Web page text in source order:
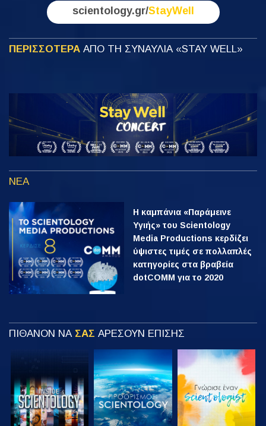
scientology.gr/StayWell
ΠΕΡΙΣΣΟΤΕΡΑ ΑΠΟ ΤΗ ΣΥΝΑΥΛΙΑ «STAY WELL»
ΝΕΑ
Η καμπάνια «Παράμεινε
Υγιής» του Scientology
Media Productions κερδίζει
ύψιστες τιμές σε πολλαπλές
κατηγορίες στα βραβεία
dotCOMM για το 2020
ΠΙΘΑΝΟΝ ΝΑ ΣΑΣ ΑΡΕΣΟΥΝ ΕΠΙΣΗΣ